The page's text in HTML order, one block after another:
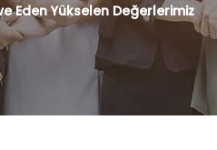
Eden Yükselen Değerlerimiz